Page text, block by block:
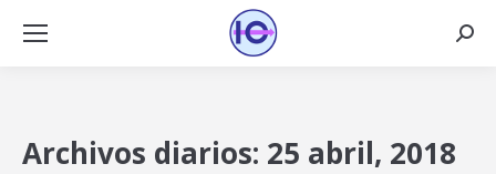
Archivos diarios: 25 abril, 2018